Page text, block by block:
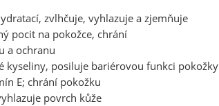
zvlhčuje, vyhlazuje a zjemňuje
pocit na pokožce, chrání
a ochranu
kyseliny, posiluje bariérovou funkci pokožky
E; chrání pokožku
povrch kůže